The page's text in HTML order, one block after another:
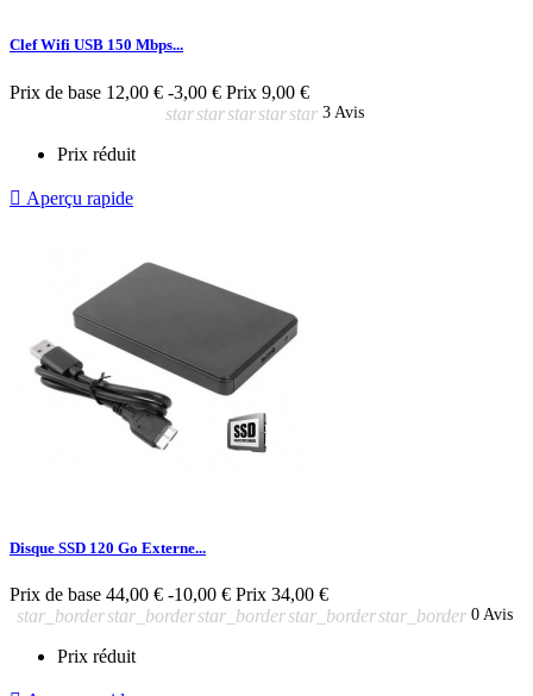
Clef Wifi USB 150 Mbps...
Prix de base 12,00 € -3,00 € Prix 9,00 €
starstarstarstarstar 3 Avis
Prix réduit
 Aperçu rapide
Disque SSD 120 Go Externe...
Prix de base 44,00 € -10,00 € Prix 34,00 €
star_borderstar_borderstar_borderstar_borderstar_border 0 Avis
Prix réduit